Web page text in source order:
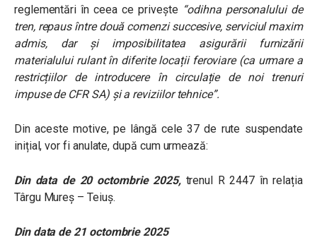
reglementări în ceea ce privește “odihna personalului de
tren, repaus între două comenzi succesive, serviciul maxim
admis, dar și imposibilitatea asigurării furnizării
materialului rulant în diferite locații feroviare (ca urmare a
restricțiilor de introducere în circulație de noi trenuri
impuse de CFR SA) și a reviziilor tehnice”.
Din aceste motive, pe lângă cele 37 de rute suspendate
inițial,vor fi anulate, după cum urmează:
Din data de 20 octombrie 2025, trenul R 2447 în relația
Târgu Mureș – Teiuș.
Din data de 21 octombrie 2025